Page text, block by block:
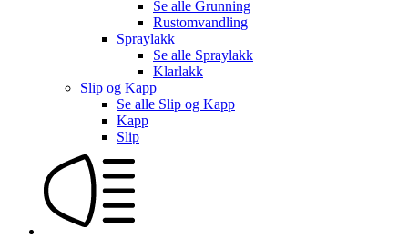
Se alle Grunning
Rustomvandling
Spraylakk
Se alle Spraylakk
Klarlakk
Slip og Kapp
Se alle Slip og Kapp
Kapp
Slip